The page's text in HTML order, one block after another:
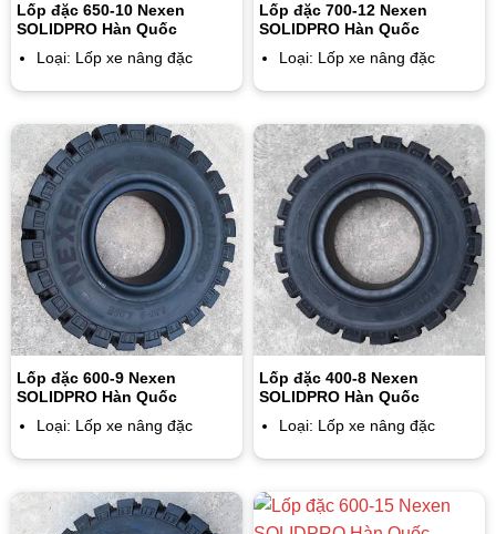
Lốp đặc 650-10 Nexen
SOLIDPRO Hàn Quốc
Loại: Lốp xe nâng đặc
Lốp đặc 700-12 Nexen
SOLIDPRO Hàn Quốc
Loại: Lốp xe nâng đặc
Lốp đặc 600-9 Nexen
SOLIDPRO Hàn Quốc
Loại: Lốp xe nâng đặc
Lốp đặc 400-8 Nexen
SOLIDPRO Hàn Quốc
Loại: Lốp xe nâng đặc